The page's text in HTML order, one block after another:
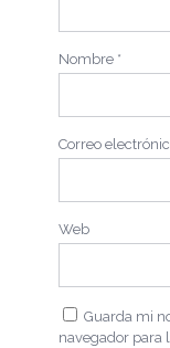
Nombre *
Correo
Web
Guarda mi
navegador para